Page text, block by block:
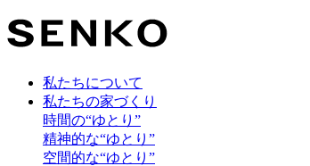
私たちについて
私たちの家づくり
時間の“ゆとり”
精神的な“ゆとり”
空間的な“ゆとり”